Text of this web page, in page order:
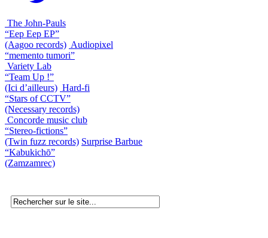
The John-Pauls
“Eep Eep EP”
(Aagoo records) Audiopixel
“memento tumori”
Variety Lab
“Team Up !”
(Ici d’ailleurs) Hard-fi
“Stars of CCTV”
(Necessary records)
Concorde music club
“Stereo-fictions”
(Twin fuzz records) Surprise Barbue
“Kabukichō”
(Zamzamrec)